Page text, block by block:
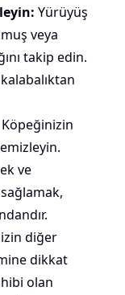
Yürüyüş
veya
takip edin.
Köpeğinizin
ve
sağlamak,
diğer
dikkat
olan